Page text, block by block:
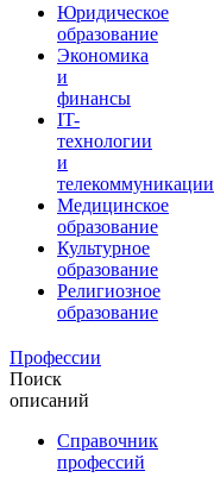
Юридическое
образование
Экономика
и
финансы
IT-
технологии
и
телекоммуникации
Медицинское
образование
Культурное
образование
Религиозное
образование
Профессии
Поиск
описаний
Справочник
профессий